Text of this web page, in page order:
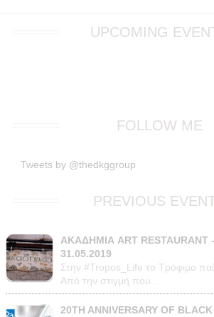
UPCOMING
FOLLOW ME
Tweets by @thedkggroup
PREVIOUS
ΑΚΑΔΗΜΙΑ ART RESTAURANT
31.05.2019
Στην #Tropos_Life το Τρόφιμο
Από την στιγμή που...
20TH ANNIVERSARY OF